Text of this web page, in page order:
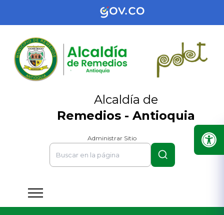
Alcaldía de
Remedios - Antioquia
Administrar Sitio